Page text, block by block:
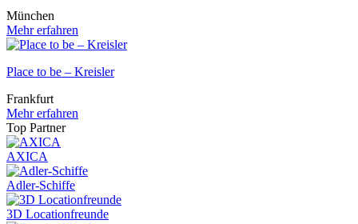
München
Mehr erfahren
Place to be – Kreisler
Frankfurt
Mehr erfahren
Top Partner
AXICA
Adler-Schiffe
3D Locationfreunde